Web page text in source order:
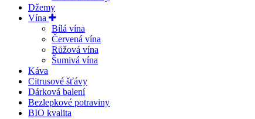
Džemy
Vína
Bílá vína
Červená vína
Růžová vína
Šumivá vína
Káva
Citrusové šťávy
Dárková balení
Bezlepkové potraviny
BIO kvalita